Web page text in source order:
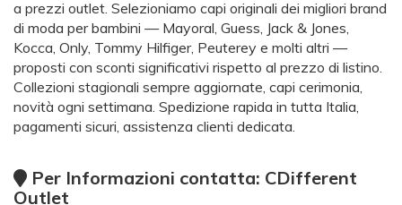
a prezzi outlet. Selezioniamo capi originali dei migliori brand
di moda per bambini — Mayoral, Guess, Jack & Jones,
Kocca, Only, Tommy Hilfiger, Peuterey e molti altri —
proposti con sconti significativi rispetto al prezzo di listino.
Collezioni stagionali sempre aggiornate, capi cerimonia,
novità ogni settimana. Spedizione rapida in tutta Italia,
pagamenti sicuri, assistenza clienti dedicata.
Per Informazioni contatta: CDifferent
Outlet